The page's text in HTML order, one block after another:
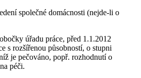
společné domácnosti (nejde-li o
úřadu práce, před 1.1.2012
s rozšířenou působností, o stupni
je pečováno, popř. rozhodnutí o
péči.